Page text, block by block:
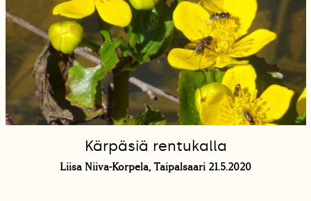
Kärpäsiä rentukalla
Liisa Niiva-Korpela, Taipalsaari 21.5.2020